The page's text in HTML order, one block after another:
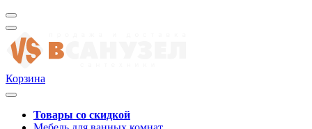
Корзина
Товары со скидкой